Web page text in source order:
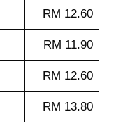
RM 12.60
RM 11.90
RM 12.60
RM 13.80